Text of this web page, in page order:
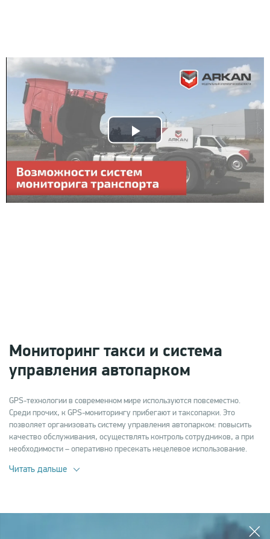
Play
Video
Мониторинг такси и система
управления автопарком
GPS-технологии в современном мире используются повсеместно.
Среди прочих, к GPS-мониторингу прибегают и таксопарки. Это
позволяет организовать систему управления автопарком: повысить
качество обслуживания, осуществлять контроль сотрудников, а при
необходимости – оперативно пресекать нецелевое использование.
Читать дальше